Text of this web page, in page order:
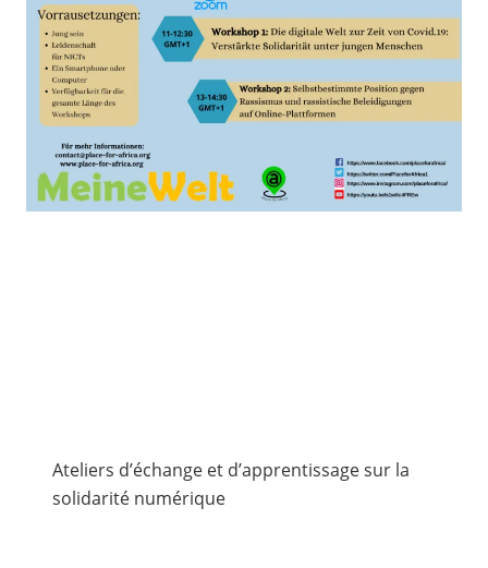
Ateliers d’échange et d’apprentissage sur la
solidarité numérique